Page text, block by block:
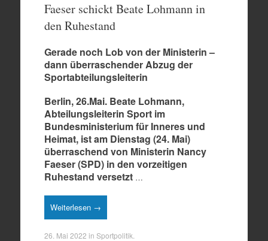
Faeser schickt Beate Lohmann in
den Ruhestand
Gerade noch Lob von der Ministerin –
dann überraschender Abzug der
Sportabteilungsleiterin
Berlin, 26.Mai. Beate Lohmann,
Abteilungsleiterin Sport im
Bundesministerium für Inneres und
Heimat, ist am Dienstag (24. Mai)
überraschend von Ministerin Nancy
Faeser (SPD) in den vorzeitigen
Ruhestand versetzt …
Weiterlesen →
26. Mai 2022 in Sportpolitik